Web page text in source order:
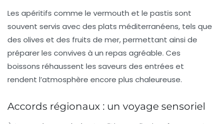
Les apéritifs comme le vermouth et le pastis sont
souvent servis avec des plats méditerranéens, tels que
des olives et des fruits de mer, permettant ainsi de
préparer les convives à un repas agréable. Ces
boissons réhaussent les saveurs des entrées et
rendent l’atmosphère encore plus chaleureuse.
Accords régionaux : un voyage sensoriel